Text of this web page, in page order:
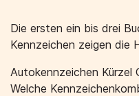
Die ersten ein bis drei
Kennzeichen zeigen die
Autokennzeichen Kürzel
Welche